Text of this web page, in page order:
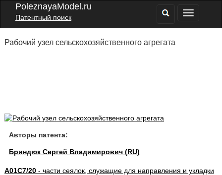
PoleznayaModel.ru
Патентный поиск
Рабочий узел сельскохозяйственного агрегата
Авторы патента:
Бриндюк Сергей Владимирович (RU)
A01C7/20- части сеялок, служащие для направления и укладки